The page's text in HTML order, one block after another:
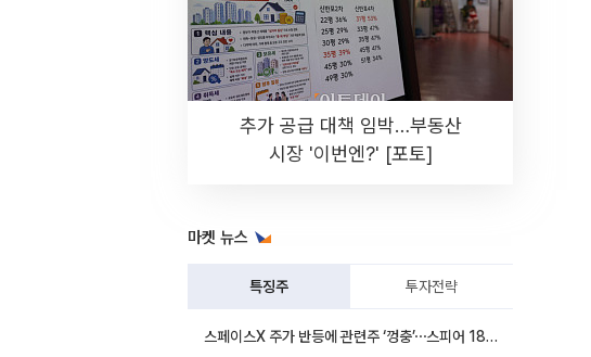
추가 공급 대책 임박…부동산
시장 '이번엔?' [포토]
마켓 뉴스
특징주 투자전략
스페이스X 주가 반등에 관련주 ‘껑충’⋯스피어 18%ㆍ에이치브이엠 12%↑